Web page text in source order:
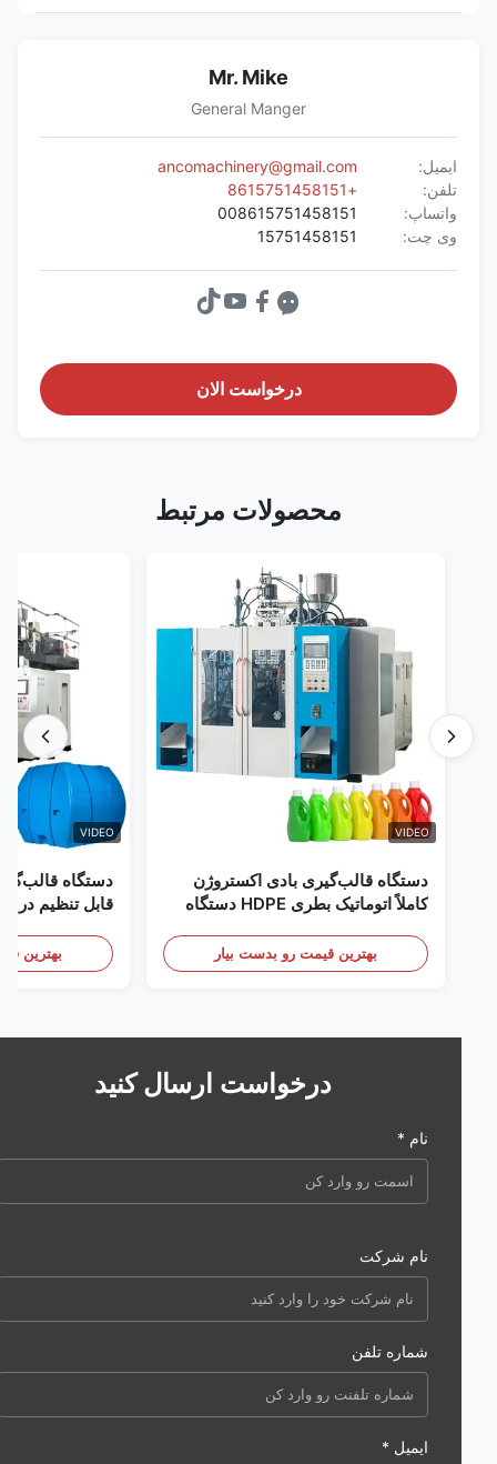
Mr. Mike
General Manger
ایمیل:
ancomachinery@gmail.com
واتساپ:
008615751458151
وی چت:
15751458151
درخواست الان
محصولات مرتبط
VIDEO
دستگاه قالب‌گیری بادی اکستروژن
کاملاً اتوماتیک بطری HDPE دستگاه
بهترین قیمت رو بدست بیار
VIDEO
دستگاه قالب‌گیری
بهترین قیمت
درخواست ارسال کنید
نام شرکت
شماره تلفن
ایمیل *